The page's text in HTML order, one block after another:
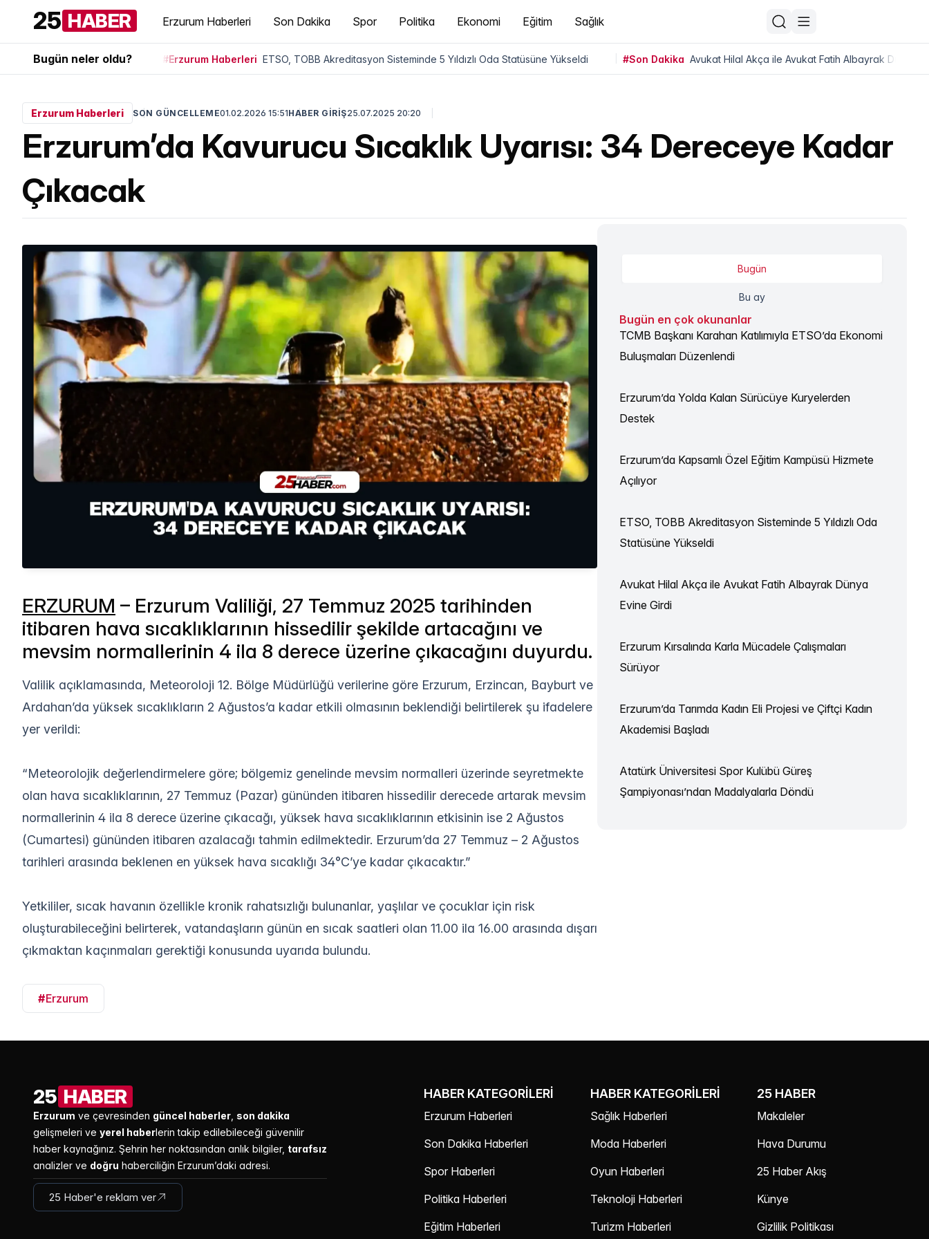
25 HABER Erzurum Haberleri Son Dakika Spor Politika Ekonomi Eğitim Sağlık
Bugün neler oldu? #Erzurum Haberleri ETSO, TOBB Akreditasyon Sisteminde 5 Yıldızlı Oda Statüsüne Yükseldi #Son Dakika Avukat Hilal Akça ile Avukat Fatih Albayrak Dünya
Erzurum Haberleri SON GÜNCELLEME01.02.2026 15:51HABER GİRİŞ25.07.2025 20:20
Erzurum’da Kavurucu Sıcaklık Uyarısı: 34 Dereceye Kadar
Çıkacak
ERZURUM – Erzurum Valiliği, 27 Temmuz 2025 tarihinden
itibaren hava sıcaklıklarının hissedilir şekilde artacağını ve
mevsim normallerinin 4 ila 8 derece üzerine çıkacağını duyurdu.
Valilik açıklamasında, Meteoroloji 12. Bölge Müdürlüğü verilerine göre Erzurum, Erzincan, Bayburt ve
Ardahan’da yüksek sıcaklıkların 2 Ağustos’a kadar etkili olmasının beklendiği belirtilerek şu ifadelere
yer verildi:
“Meteorolojik değerlendirmelere göre; bölgemiz genelinde mevsim normalleri üzerinde seyretmekte
olan hava sıcaklıklarının, 27 Temmuz (Pazar) gününden itibaren hissedilir derecede artarak mevsim
normallerinin 4 ila 8 derece üzerine çıkacağı, yüksek hava sıcaklıklarının etkisinin ise 2 Ağustos
(Cumartesi) gününden itibaren azalacağı tahmin edilmektedir. Erzurum’da 27 Temmuz – 2 Ağustos
tarihleri arasında beklenen en yüksek hava sıcaklığı 34°C’ye kadar çıkacaktır.”
Yetkililer, sıcak havanın özellikle kronik rahatsızlığı bulunanlar, yaşlılar ve çocuklar için risk
oluşturabileceğini belirterek, vatandaşların günün en sıcak saatleri olan 11.00 ila 16.00 arasında dışarı
çıkmaktan kaçınmaları gerektiği konusunda uyarıda bulundu.
#Erzurum
Bugün
Bu ay
Bugün en çok okunanlar
TCMB Başkanı Karahan Katılımıyla ETSO’da Ekonomi
Buluşmaları Düzenlendi
Erzurum’da Yolda Kalan Sürücüye Kuryelerden
Destek
Erzurum’da Kapsamlı Özel Eğitim Kampüsü Hizmete
Açılıyor
ETSO, TOBB Akreditasyon Sisteminde 5 Yıldızlı Oda
Statüsüne Yükseldi
Avukat Hilal Akça ile Avukat Fatih Albayrak Dünya
Evine Girdi
Erzurum Kırsalında Karla Mücadele Çalışmaları
Sürüyor
Erzurum’da Tarımda Kadın Eli Projesi ve Çiftçi Kadın
Akademisi Başladı
Atatürk Üniversitesi Spor Kulübü Güreş
Şampiyonası’ndan Madalyalarla Döndü
25 HABER
Erzurum ve çevresinden güncel haberler son dakika
gelişmeleri ve yerel haberlerin takip edilebileceği güvenilir
haber kaynağınız. Şehrin her noktasından anlık bilgiler, tarafsız
analizler ve doğru haberciliğin Erzurum’daki adresi.
25 Haber'e reklam ver
HABER KATEGORILERI
Erzurum Haberleri
Son Dakika Haberleri
Spor Haberleri
Politika Haberleri
Eğitim Haberleri
HABER KATEGORILERI
Sağlık Haberleri
Moda Haberleri
Oyun Haberleri
Teknoloji Haberleri
Turizm Haberleri
25 HABER
Makaleler
Hava Durumu
25 Haber Akış
Künye
Gizlilik Politikası